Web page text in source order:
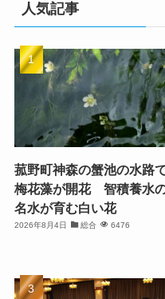
人気記事
菰野町神森の蟹池の水路
梅花藻が開花 智積養水
名水が育む白い花
2026年8月4日 総合 6476